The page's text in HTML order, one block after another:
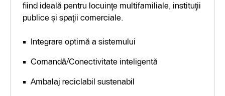
fiind ideală pentru locuinţe multifamiliale, instituţii
publice şi spaţii comerciale.
Integrare optimă a sistemului
Comandă/Conectivitate inteligentă
Ambalaj reciclabil sustenabil